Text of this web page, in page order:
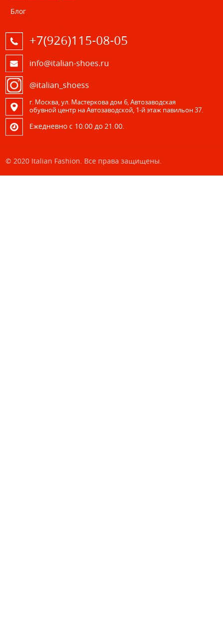
Блог
+7(926)115-08-05
info@italian-shoes.ru
@italian_shoess
г. Москва, ул. Мастеркова дом 6, Автозаводская
обувной центр на Автозаводской, 1-й этаж павильон 37.
Eжедневно с 10.00 до 21.00.
© 2020 Italian Fashion. Все права защищены.